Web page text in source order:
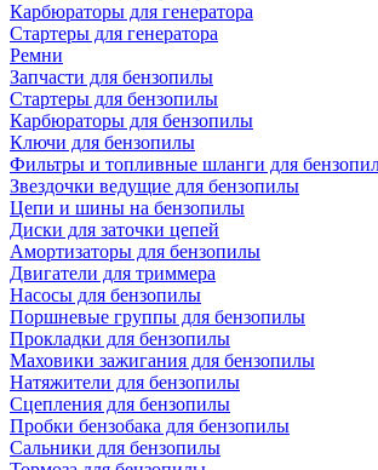
Карбюраторы для генератора
Стартеры для генератора
Ремни
Запчасти для бензопилы
Стартеры для бензопилы
Карбюраторы для бензопилы
Ключи для бензопилы
Фильтры и топливные шланги для
Звездочки ведущие для бензопилы
Цепи и шины на бензопилы
Диски для заточки цепей
Амортизаторы для бензопилы
Двигатели для триммера
Насосы для бензопилы
Поршневые группы для бензопилы
Прокладки для бензопилы
Маховики зажигания для бензопилы
Натяжители для бензопилы
Сцепления для бензопилы
Пробки бензобака для бензопилы
Сальники для бензопилы